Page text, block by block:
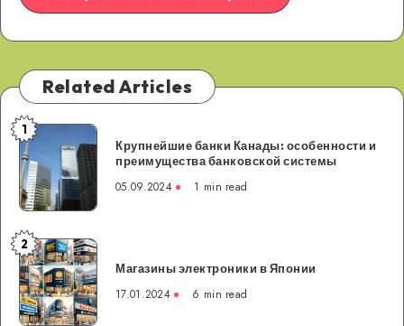
Related Articles
Крупнейшие
банки
Канады:
особенности
преимущества
банковской
системы
1
Крупнейшие банки Канады: особенности и
преимущества банковской системы
05.09.2024 1 min read
Магазины
электроники
в
Японии
2
Магазины электроники в Японии
17.01.2024 6 min read